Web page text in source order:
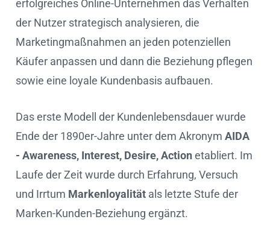
erfolgreiches Online-Unternehmen das Verhalten
der Nutzer strategisch analysieren, die
Marketingmaßnahmen an jeden potenziellen
Käufer anpassen und dann die Beziehung pflegen
sowie eine loyale Kundenbasis aufbauen.
Das erste Modell der Kundenlebensdauer wurde
Ende der 1890er-Jahre unter dem Akronym AIDA
- Awareness, Interest, Desire, Actionetabliert. Im
Laufe der Zeit wurde durch Erfahrung, Versuch
und Irrtum Markenloyalität als letzte Stufe der
Marken-Kunden-Beziehung ergänzt.